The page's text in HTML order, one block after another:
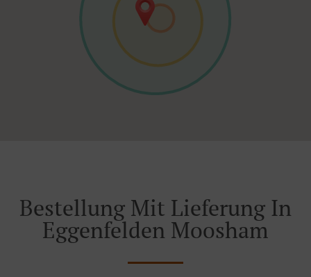
Bestellung Mit Lieferung In
Eggenfelden Moosham